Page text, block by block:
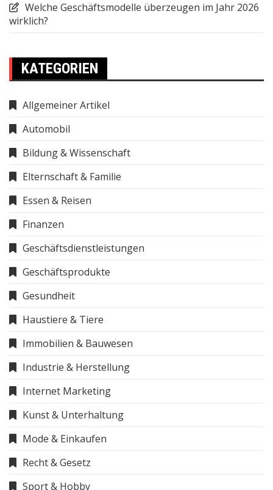
Welche Geschäftsmodelle überzeugen im Jahr 2026
wirklich?
KATEGORIEN
Allgemeiner Artikel
Automobil
Bildung & Wissenschaft
Elternschaft & Familie
Essen & Reisen
Finanzen
Geschäftsdienstleistungen
Geschäftsprodukte
Gesundheit
Haustiere & Tiere
Immobilien & Bauwesen
Industrie & Herstellung
Internet Marketing
Kunst & Unterhaltung
Mode & Einkaufen
Recht & Gesetz
Sport & Hobby